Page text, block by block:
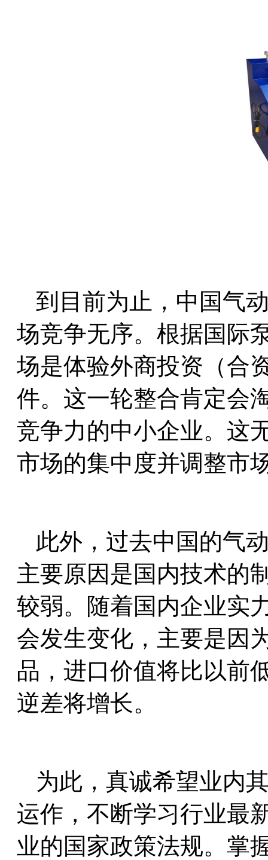
到目前为止，中国气
场竞争无序。根据国际
场是体验外商投资（合
件。这一轮整合肯定会
竞争力的中小企业。这
市场的集中度并调整市
此外，过去中国的气
主要原因是国内技术的
较弱。随着国内企业实
会发生变化，主要是因
品，进口价值将比以前
逆差将增长。
为此，真诚希望业内
运作，不断学习行业最
业的国家政策法规。掌